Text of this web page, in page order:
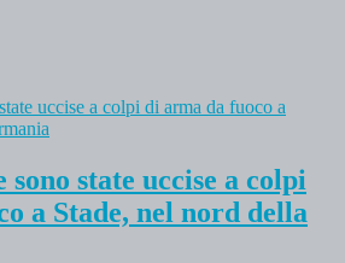
sono state uccise a colpi
a Stade, nel nord della